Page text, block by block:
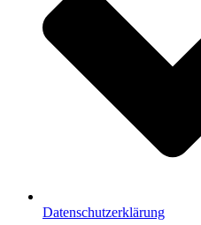
Datenschutzerklärung